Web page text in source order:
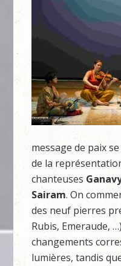
message de paix
de la
chanteuses
Sairam. On
des neuf pierres
Rubis, Emeraude,
changements
lumières, tandis